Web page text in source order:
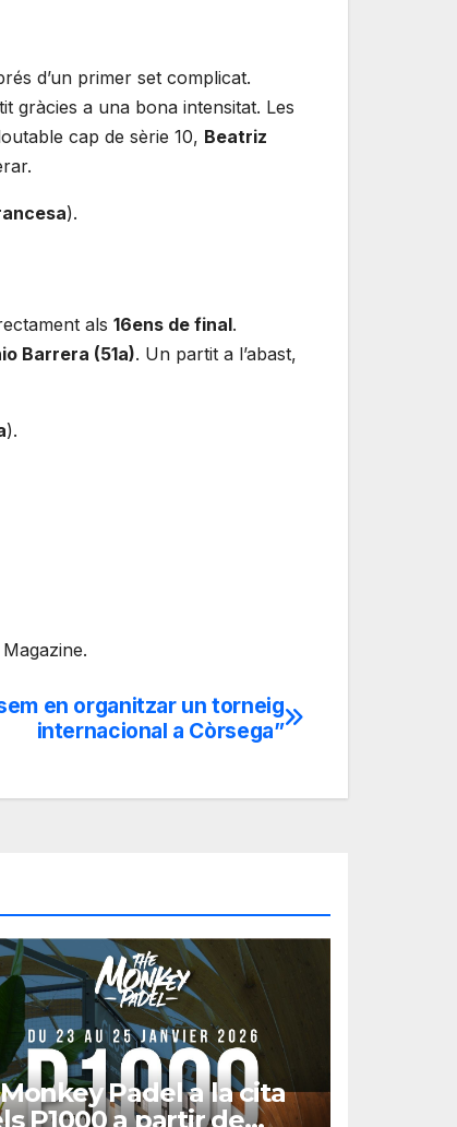
d’un primer set complicat.
gràcies a una bona intensitat. Les
cap de sèrie 10, Beatriz
).
als 16ens de final.
Barrera (51a). Un partit a l’abast,
).
en organitzar un torneig
internacional a Còrsega”
Padel a la cita
P1000 a partir de